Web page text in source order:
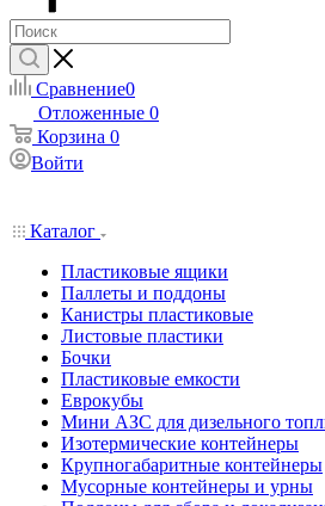
Сравнение0
Отложенные 0
Корзина 0
Войти
Каталог
Пластиковые ящики
Паллеты и поддоны
Канистры пластиковые
Листовые пластики
Бочки
Пластиковые емкости
Еврокубы
Мини АЗС для дизельного
Изотермические контейнеры
Крупногабаритные контейнеры
Мусорные контейнеры и урны